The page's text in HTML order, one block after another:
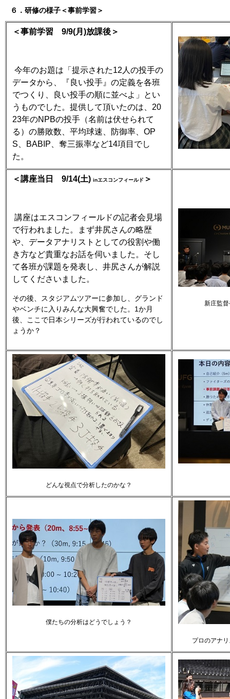
６．研修の様子＜事前学習＞
＜事前学習 9/9(月 )放課後＞
今年のお題は「提示された12 人の投手の
データから、『良い投手』の定義を各班
でつくり、良い投手の順に並べよ」とい
うものでした。提供して頂いたのは、 20
23年のNPBの投手（名前は伏せられて
る）の勝敗数、平均球速、防御率、 OP
S
BABIP 、奪三振率など14項目でし
た。
＜講座当日 9/14(土) inエスコンフィールド ＞
講座はエスコンフィールドの記者会見場
で行われました。まず井尻さんの略歴
や、データアナリストとしての役割や働
き方など貴重なお話を伺いました。 そし
て各班が課題を発表し、井尻さんが解説
してくださいました。
その後、スタジアムツアーに参加し、グランド
やベンチに入りみんな大興奮でした。1か月
後、ここで日本シリーズが行われているのでし
ょうか？
新庄監
どんな視点で分析したのかな？
僕たちの分析はどうでしょう？
プロのアナ